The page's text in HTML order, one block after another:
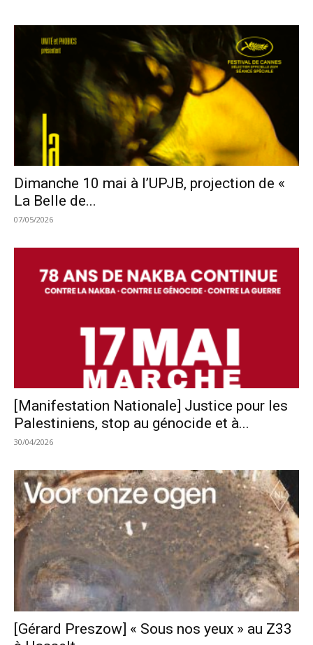
Dimanche 10 mai à l’UPJB, projection de «
La Belle de...
07/05/2026
[Manifestation Nationale] Justice pour les
Palestiniens, stop au génocide et à...
30/04/2026
[Gérard Preszow] « Sous nos yeux » au Z33